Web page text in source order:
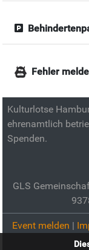
Fehler
Kulturlotse
ehrenamtlich
Spenden.
GLS
Event melden |